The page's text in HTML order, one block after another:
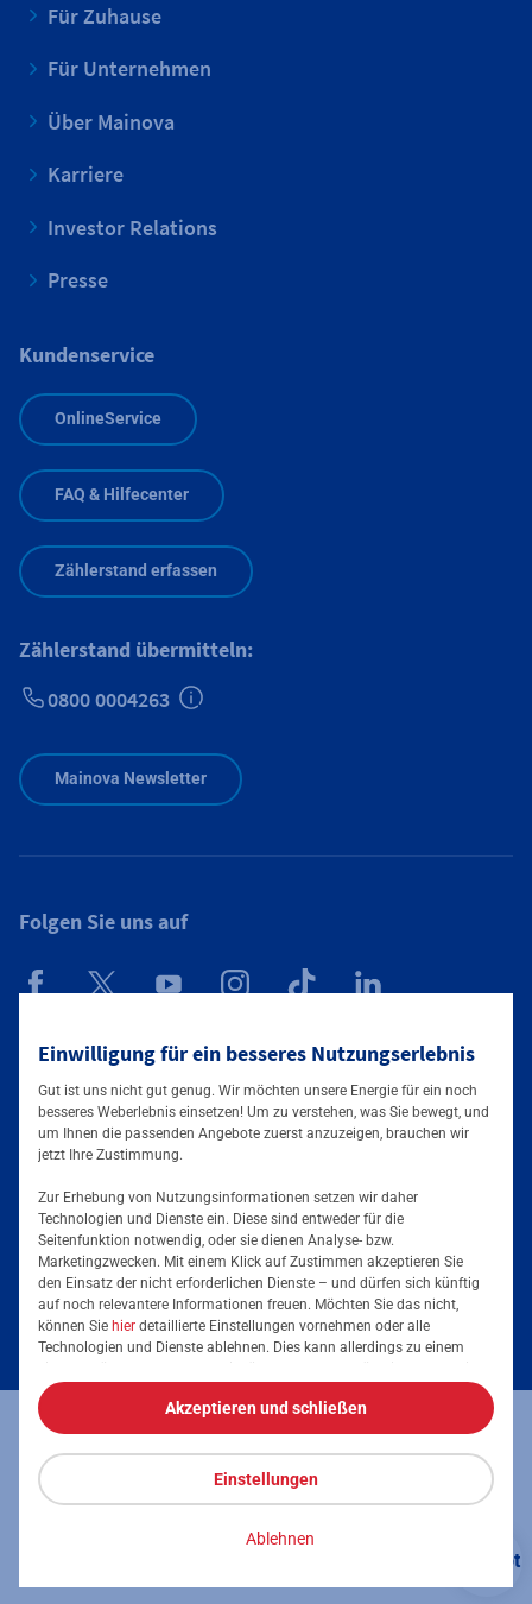
Einwilligung für ein besseres Nutzungserlebnis
Gut ist uns nicht gut genug. Wir möchten unsere Energie für ein noch
besseres Weberlebnis einsetzen! Um zu verstehen, was Sie bewegt, und
um Ihnen die passenden Angebote zuerst anzuzeigen, brauchen wir
jetzt Ihre Zustimmung.
Zur Erhebung von Nutzungsinformationen setzen wir daher
Technologien und Dienste ein. Diese sind entweder für die
Seitenfunktion notwendig, oder sie dienen Analyse- bzw.
Marketingzwecken. Mit einem Klick auf Zustimmen akzeptieren Sie
den Einsatz der nicht erforderlichen Dienste – und dürfen sich künftig
auf noch relevantere Informationen freuen. Möchten Sie das nicht,
können Sie hier detaillierte Einstellungen vornehmen oder alle
Technologien und Dienste ablehnen. Dies kann allerdings zu einem
jederzeit die volle Kontrolle über Ihre Daten, denn die Auswahl kann
jederzeit geändert werden. Weitere Informationen zur Mainova finden
Sie imImpressumund in denDatenschutzhinweisen.
Ablehnen
Einstellungen
Akzeptieren und schließen
Chatbot
Für Zuhause
Für Unternehmen
Über Mainova
Karriere
Investor Relations
Presse
Kundenservice
OnlineService
FAQ & Hilfecenter
Zählerstand erfassen
Zählerstand übermitteln:
0800 0004263
Mainova Newsletter
Folgen Sie uns auf
Mainova App
Tarife & Angebote
Strom für Zuhause
Erdgas für Zuhause
Elektromobilität
Energieausweis erstellen
Stromanbieter in Ihrer Region
Services & Informationen
Podcast
Umzugsmeldung
Impressum Datenschutz Vertrag kündigen
Vertrag widerrufen Barrierefreiheit